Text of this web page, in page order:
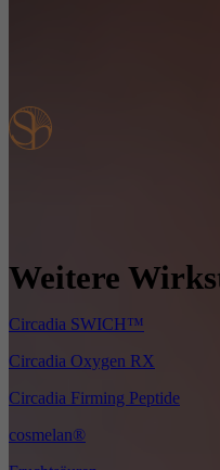
Weitere
Circadia SWICH™
Circadia Oxygen RX
Circadia Firming Peptide
cosmelan®